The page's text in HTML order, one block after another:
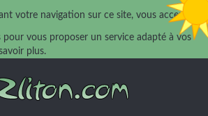
votre navigation sur ce site, vous acceptez
pour vous proposer un service adapté à vos
plus.